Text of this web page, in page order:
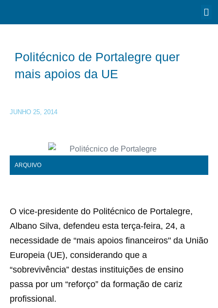
Politécnico de Portalegre quer
mais apoios da UE
JUNHO 25, 2014
ARQUIVO
O vice-presidente do Politécnico de Portalegre,
Albano Silva, defendeu esta terça-feira, 24, a
necessidade de “mais apoios financeiros" da União
Europeia (UE), considerando que a
“sobrevivência” destas instituições de ensino
passa por um “reforço” da formação de cariz
profissional.